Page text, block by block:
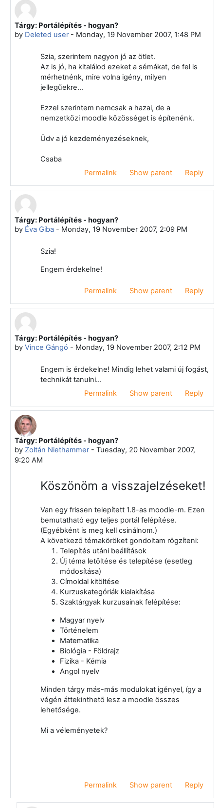
In reply to Zoltán Niethammer
Tárgy: Portálépítés - hogyan?
by Deleted user- Monday, 19 November 2007, 1:48 PM
Szia, szerintem nagyon jó az ötlet.
Az is jó, ha kitalálod ezeket a sémákat, de fel is
mérhetnénk, mire volna igény, milyen
jellegűekre...
Ezzel szerintem nemcsak a hazai, de a
nemzetközi moodle közösséget is építenénk.
Üdv a jó kezdeményezéseknek,
Csaba
Permalink
Show parent Reply
In reply to Zoltán Niethammer
Tárgy: Portálépítés - hogyan?
by Éva Giba- Monday, 19 November 2007, 2:09 PM
Szia!
Engem érdekelne!
Permalink Show parent Reply
In reply to Zoltán Niethammer
Tárgy: Portálépítés - hogyan?
by Vince Gángó - Monday, 19 November 2007, 2:12 PM
Engem is érdekelne! Mindig lehet valami új fogást,
technikát tanulni...
Permalink
Show parent Reply
In reply to Zoltán Niethammer
Tárgy: Portálépítés - hogyan?
by Zoltán Niethammer- Tuesday, 20 November 2007,
9:20 AM
Köszönöm a visszajelzéseket!
Van egy frissen telepített 1.8-as moodle-m. Ezen
bemutatható egy teljes portál felépítése.
(Egyébként is meg kell csinálnom.)
A következő témaköröket gondoltam rögzíteni:
Telepítés utáni beállítások
Új téma letöltése és telepítése (esetleg
módosítása)
Címoldal kitöltése
Kurzuskategóriák kialakítása
Szaktárgyak kurzusainak felépítése:
Magyar nyelv
Történelem
Matematika
Biológia - Földrajz
Fizika - Kémia
Angol nyelv
Minden tárgy más-más modulokat igényel, így a
végén áttekinthető lesz a moodle összes
lehetősége.
Mi a véleményetek?
Permalink Show parent Reply